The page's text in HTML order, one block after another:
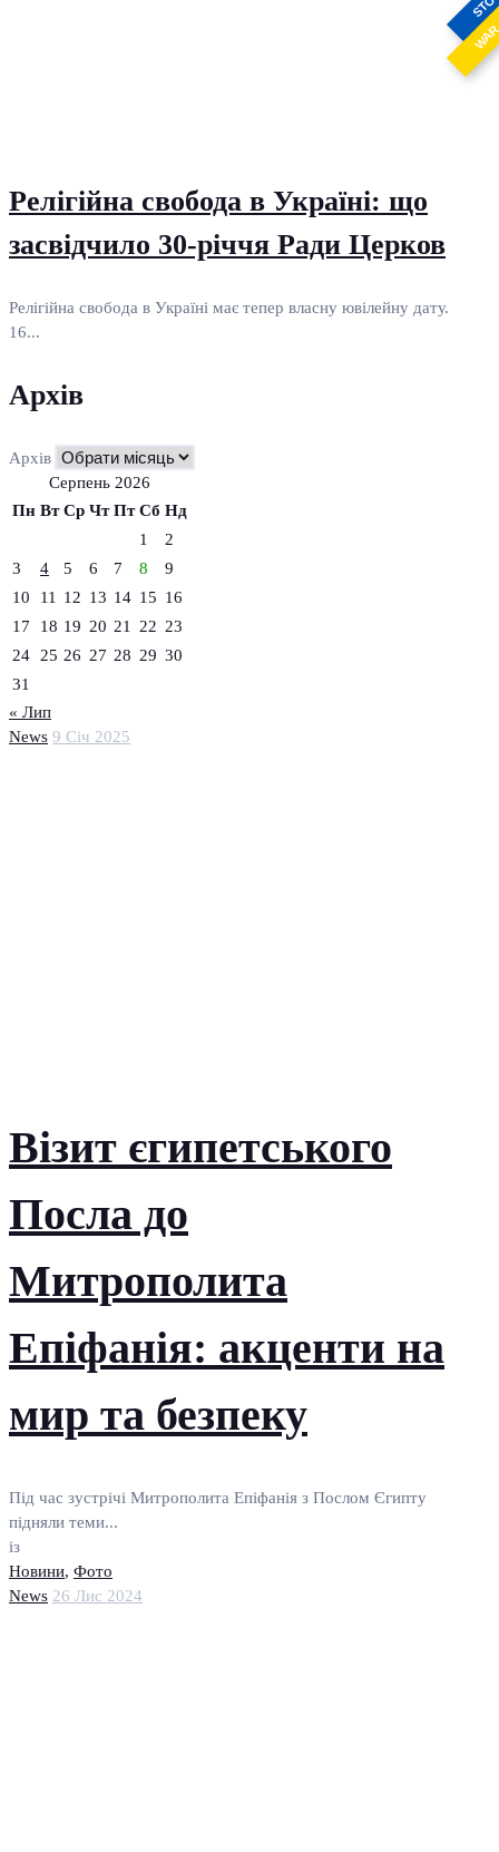
News 9 Січ 2025
Візит єгипетського
Посла до
Митрополита
Епіфанія: акценти на
мир та безпеку
Під час зустрічі Митрополита Епіфанія з Послом Єгипту
підняли теми...
із
Новини, Фото
News 26 Лис 2024
Релігійна свобода в Україні: що
засвідчило 30-річчя Ради Церков
Релігійна свобода в Україні має тепер власну ювілейну дату.
16...
Архів
Архів
Серпень 2026
Пн Вт Ср Чт Пт Сб Нд
1
2
3
4 5 6 7 8
9
10
11 12 13 14 15 16
17
18 19 20 21 22 23
24
25 26 27 28 29 30
31
« Лип